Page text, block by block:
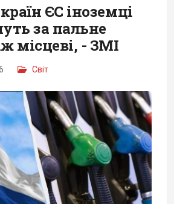
ЄС іноземці
за пальне
місцеві, - ЗМІ
Світ